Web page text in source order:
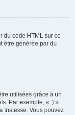
du code HTML sur ce
être générée par du
utilisées grâce à un
Par exemple, « :) »
tristesse. Vous pouvez